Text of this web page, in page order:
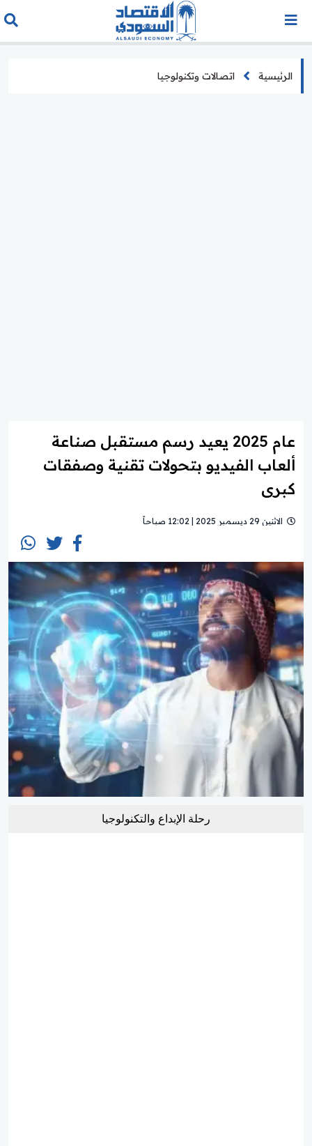
الرئيسية اتصالات وتكنولوجيا
عام 2025 يعيد رسم مستقبل صناعة
ألعاب الفيديو بتحولات تقنية وصفقات
كبرى
الاثنين 29 ديسمبر 2025 | 12:02 صباحاً
رحلة الإبداع والتكنولوجيا